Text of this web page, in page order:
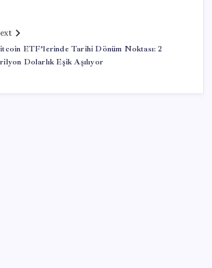
ETF’lerinde Tarihi Dönüm Noktası: 2
Dolarlık Eşik Aşılıyor